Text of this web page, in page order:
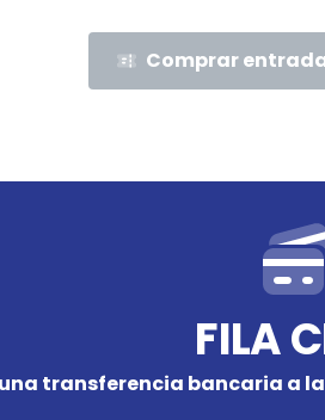
Comprar
FILA
transferencia bancaria a